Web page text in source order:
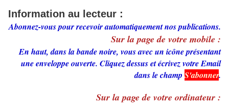
Information au lecteur :
Abonnez-vous pour recevoir automatiquement nos publications.
Sur la page de votre mobile :
En haut, dans la bande noire, vous avec un icône présentant
une enveloppe ouverte. Cliquez dessus et écrivez votre Email
dans le champ S'abonner.
Sur la page de votre ordinateur :